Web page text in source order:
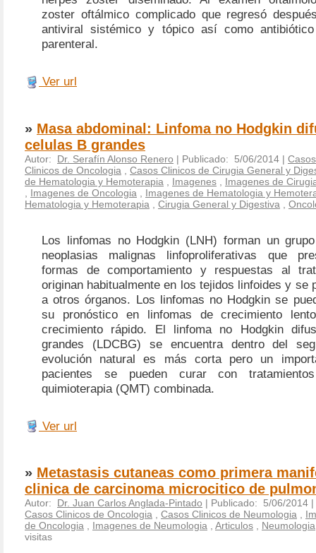
zoster oftálmico complicado que regresó
antiviral sistémico y tópico así como
parenteral.
Ver url
» Masa abdominal: Linfoma no Hodgkin
celulas B grandes
Autor: Dr. Serafín Alonso Renero | Publicado: 5/06/2014 |
Clinicos de Oncologia
Casos Clinicos de Cirugia General y
de Hematologia y Hemoterapia
Imagenes
Imagenes de
Imagenes de Oncologia
Imagenes de Hematologia y
Hematologia y Hemoterapia
Cirugia General y Digestiva
Los linfomas no Hodgkin (LNH) forman un
neoplasias malignas linfoproliferativas que
formas de comportamiento y respuestas al
originan habitualmente en los tejidos linfoides y se
a otros órganos. Los linfomas no Hodgkin se
su pronóstico en linfomas de crecimiento
crecimiento rápido. El linfoma no Hodgkin
grandes (LDCBG) se encuentra dentro del
evolución natural es más corta pero un
pacientes se pueden curar con
quimioterapia (QMT) combinada.
Ver url
» Metastasis cutaneas como primera
clinica de carcinoma microcitico de
Autor: Dr. Juan Carlos Anglada-Pintado | Publicado: 5/06/2014 |
Casos Clinicos de Oncologia , Casos Clinicos de Neumologia ,
de Oncologia , Imagenes de Neumologia , Articulos , Neumologia
visitas